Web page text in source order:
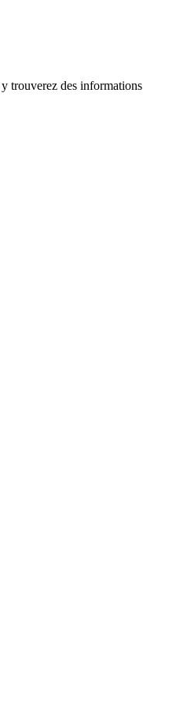
trouverez des informations